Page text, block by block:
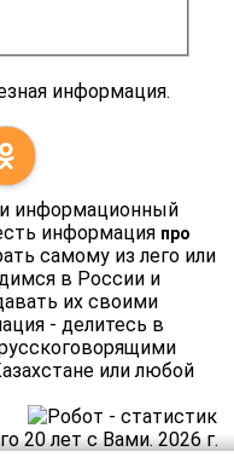
информация.
информационный
информация про
самому из лего или
в России и
их своими
- делитесь в
или любой
20 лет с Вами. 2026 г.